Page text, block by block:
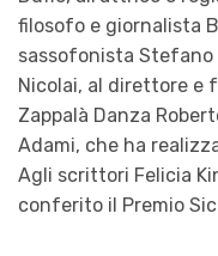
filosofo e giornalista
sassofonista
Nicolai, al direttore e
Zappalà Danza
Adami, che ha
Agli scrittori Felicia
conferito il Premio